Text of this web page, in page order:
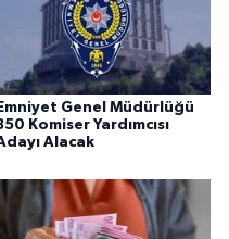
Emniyet Genel Müdürlüğü
Komiser Yardımcısı
Alacak